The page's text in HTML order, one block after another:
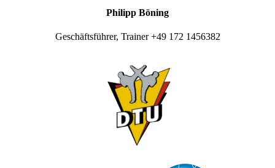
Philipp Böning
Geschäftsführer, Trainer +49 172 1456382